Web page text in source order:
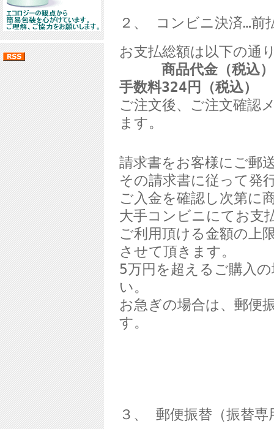
２、 コンビニ決済…前
お支払総額は以下の通
商品代金（税込
手数料324 円（税込）
ご注文後、ご注文確認
ます。
請求書をお客様にご郵
その請求書に従って発
ご入金を確認し次第に
大手コンビニにてお支
ご利用頂ける金額の上
させて頂きます。
5万円を超えるご購入
い。
お急ぎの場合は、郵便
す。
３、 郵便振替（振替専